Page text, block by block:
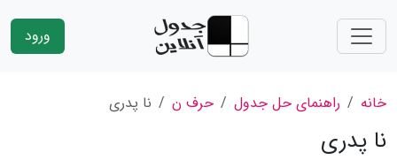
ورود
خانه راهنمای حل جدول حرف ن نا پدری
نا پدری